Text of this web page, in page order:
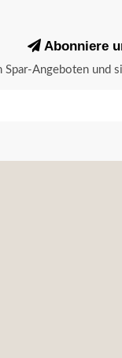
Abonniere
Angeboten und